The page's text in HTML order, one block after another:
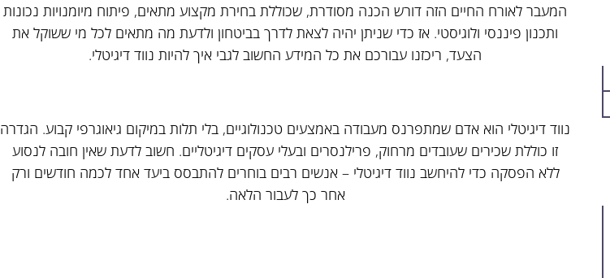
המעבר לאורח החיים הזה דורש הכנה מסודרת, שכוללת בחירת מקצוע מתאים, פיתוח מיומנויות נכונות
ותכנון פיננסי ולוגיסטי. אז כדי שניתן יהיה לצאת לדרך בביטחון ולדעת מה מתאים לכל מי ששוקל את
הצעד, ריכזנו עבורכם את כל המידע החשוב לגבי איך להיות נווד דיגיטלי.
נווד דיגיטלי הוא אדם שמתפרנס מעבודה באמצעים טכנולוגיים, בלי תלות במיקום גיאוגרפי קבוע. הגדרה
זו כוללת שכירים שעובדים מרחוק, פרילנסרים ובעלי עסקים דיגיטליים. חשוב לדעת שאין חובה לנסוע
ללא הפסקה כדי להיחשב נווד דיגיטלי – אנשים רבים בוחרים להתבסס ביעד אחד לכמה חודשים ורק
אחר כך לעבור הלאה.